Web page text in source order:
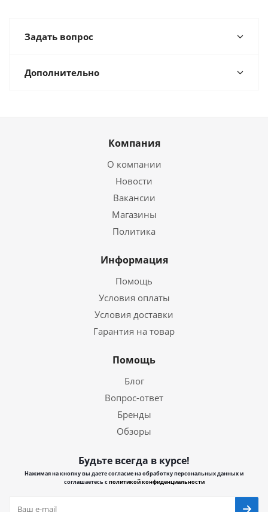
Задать вопрос
Дополнительно
Компания
О компании
Новости
Вакансии
Магазины
Политика
Информация
Помощь
Условия оплаты
Условия доставки
Гарантия на товар
Помощь
Блог
Вопрос-ответ
Бренды
Обзоры
Будьте всегда в курсе!
Нажимая на кнопку вы даете согласие на обработку персональных данных и
соглашаетесь сполитикой конфиденциальности